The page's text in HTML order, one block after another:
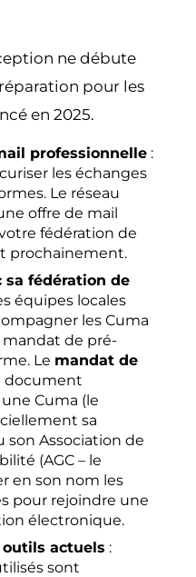
ne débute
pour les
en 2025.
professionnelle :
les échanges
Le réseau
offre de mail
fédération de
prochainement.
sa fédération de
équipes locales
les Cuma
mandat de pré-
Le mandat de
document
Cuma (le
sa
son Association de
(AGC – le
en son nom les
pour rejoindre une
électronique.
actuels :
sont